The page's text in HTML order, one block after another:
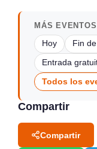
MÁS
Hoy Fin
Entrada
Todos los
Compartir
Compartir